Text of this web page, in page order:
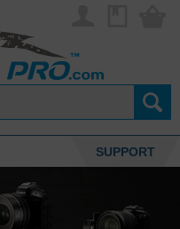
SUPPORT